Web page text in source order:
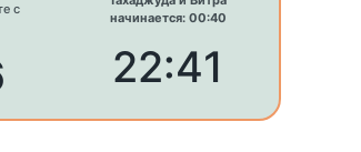
с
начинается: 00:40
22:41